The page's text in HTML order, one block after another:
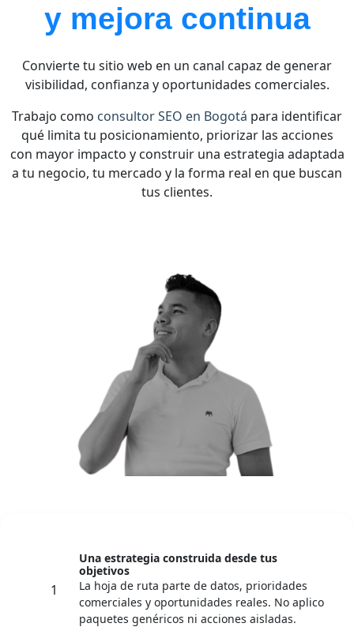
y mejora continua
Convierte tu sitio web en un canal capaz de generar
visibilidad, confianza y oportunidades comerciales.
Trabajo como consultor SEO en Bogotá para identificar
qué limita tu posicionamiento, priorizar las acciones
con mayor impacto y construir una estrategia adaptada
a tu negocio, tu mercado y la forma real en que buscan
tus clientes.
1
Una estrategia construida desde tus
objetivos
La hoja de ruta parte de datos, prioridades
comerciales y oportunidades reales. No aplico
paquetes genéricos ni acciones aisladas.